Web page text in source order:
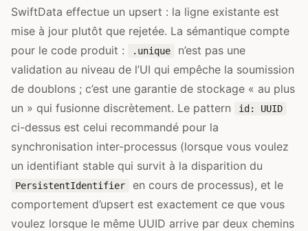
SwiftData effectue un upsert : la ligne existante est
mise à jour plutôt que rejetée. La sémantique compte
pour le code produit :
.unique
n’est pas une
validation au niveau de l’UI qui empêche la soumission
de doublons ; c’est une garantie de stockage « au plus
un » qui fusionne discrètement. Le pattern
id: UUID
ci-dessus est celui recommandé pour la
synchronisation inter-processus (lorsque vous voulez
un identifiant stable qui survit à la disparition du
PersistentIdentifier
en cours de processus), et le
comportement d’upsert est exactement ce que vous
voulez lorsque le même UUID arrive par deux chemins